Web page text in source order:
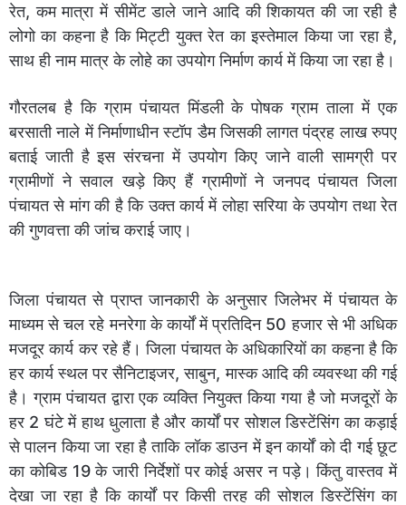
रेत, कम मात्रा में सीमेंट डाले जाने आदि की शिकायत की जा रही है
लोगो का कहना है कि मिट्टी युक्त रेत का इस्तेमाल किया जा रहा है,
साथ ही नाम मात्र के लोहे का उपयोग निर्माण कार्य में किया जा रहा है।
गौरतलब है कि ग्राम पंचायत मिंडली के पोषक ग्राम ताला में एक
बरसाती नाले में निर्माणाधीन स्टॉप डैम जिसकी लागत पंद्रह लाख रुपए
बताई जाती है इस संरचना में उपयोग किए जाने वाली सामग्री पर
ग्रामीणों ने सवाल खड़े किए हैं ग्रामीणों ने जनपद पंचायत जिला
पंचायत से मांग की है कि उक्त कार्य में लोहा सरिया के उपयोग तथा रेत
की गुणवत्ता की जांच कराई जाए।
जिला पंचायत से प्राप्त जानकारी के अनुसार जिलेभर में पंचायत के
माध्यम से चल रहे मनरेगा के कार्यों में प्रतिदिन 50 हजार से भी अधिक
मजदूर कार्य कर रहे हैं। जिला पंचायत के अधिकारियों का कहना है कि
हर कार्य स्थल पर सैनिटाइजर, साबुन, मास्क आदि की व्यवस्था की गई
है। ग्राम पंचायत द्वारा एक व्यक्ति नियुक्त किया गया है जो मजदूरों के
हर 2 घंटे में हाथ धुलाता है और कार्यों पर सोशल डिस्टेंसिंग का कड़ाई
से पालन किया जा रहा है ताकि लॉक डाउन में इन कार्यों को दी गई छूट
का कोबिड 19 के जारी निर्देशों पर कोई असर न पड़े। किंतु वास्तव में
देखा जा रहा है कि कार्यों पर किसी तरह की सोशल डिस्टेंसिंग का